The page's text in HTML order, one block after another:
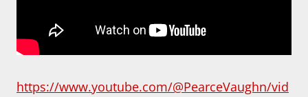
https://www.youtube.com/@PearceVaughn/vid